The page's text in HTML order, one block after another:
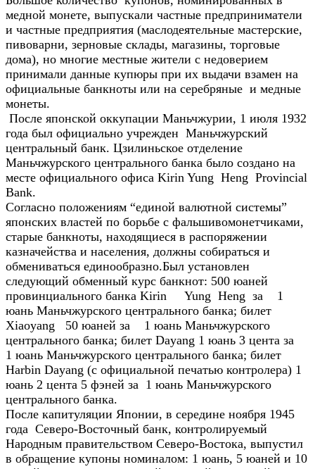
медной монете, выпускали частные предприниматели
и частные предприятия (маслодеятельные мастерские,
пивоварни, зерновые склады, магазины, торговые
дома), но многие местные жители с недоверием
принимали данные купюры при их выдачи взамен на
официальные банкноты или на серебряные и медные
монеты.
После японской оккупации Маньчжурии, 1 июля 1932
года был официально учрежден Маньчжурский
центральный банк. Цзилиньское отделение
Маньчжурского центрального банка было создано на
месте официального офиса Kirin Yung Heng Provincial
Bank.
Согласно положениям “единой валютной системы”
японских властей по борьбе с фальшивомонетчиками,
старые банкноты, находящиеся в распоряжении
казначейства и населения, должны собираться и
обмениваться единообразно.Был установлен
следующий обменный курс банкнот: 500 юаней
провинциального банка Kirin Yung Heng за 1
юань Маньчжурского центрального банка; билет
Xiaoyang 50 юаней за 1 юань Маньчжурского
центрального банка; билет Dayang 1 юань 3 цента за
1 юань Маньчжурского центрального банка; билет
Harbin Dayang (с официальной печатью контролера) 1
юань 2 цента 5 фэней за 1 юань Маньчжурского
центрального банка.
После капитуляции Японии, в середине ноября 1945
года Северо-Восточный банк, контролируемый
Народным правительством Северо-Востока, выпустил
в обращение купоны номиналом: 1 юань, 5 юаней и 10